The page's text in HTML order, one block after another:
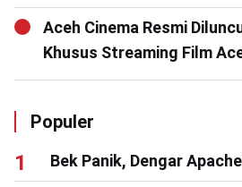
Aceh Cinema Resmi
Khusus Streaming Film
Populer
Bek Panik, Dengar